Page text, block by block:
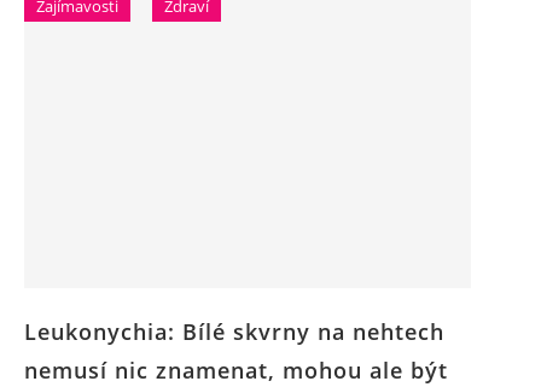
Zajímavosti Zdraví
Leukonychia: Bílé skvrny na nehtech
nemusí nic znamenat, mohou ale být